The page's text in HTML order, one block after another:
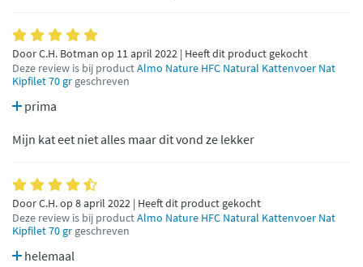
Door C.H. Botman op 11 april 2022 | Heeft dit product gekocht
Deze review is bij productAlmo Nature HFC Natural Kattenvoer Nat
Kipfilet 70 gr geschreven
prima
Mijn kat eet niet alles maar dit vond ze lekker
Door C.H. op 8 april 2022 | Heeft dit product gekocht
Deze review is bij productAlmo Nature HFC Natural Kattenvoer Nat
Kipfilet 70 gr geschreven
helemaal